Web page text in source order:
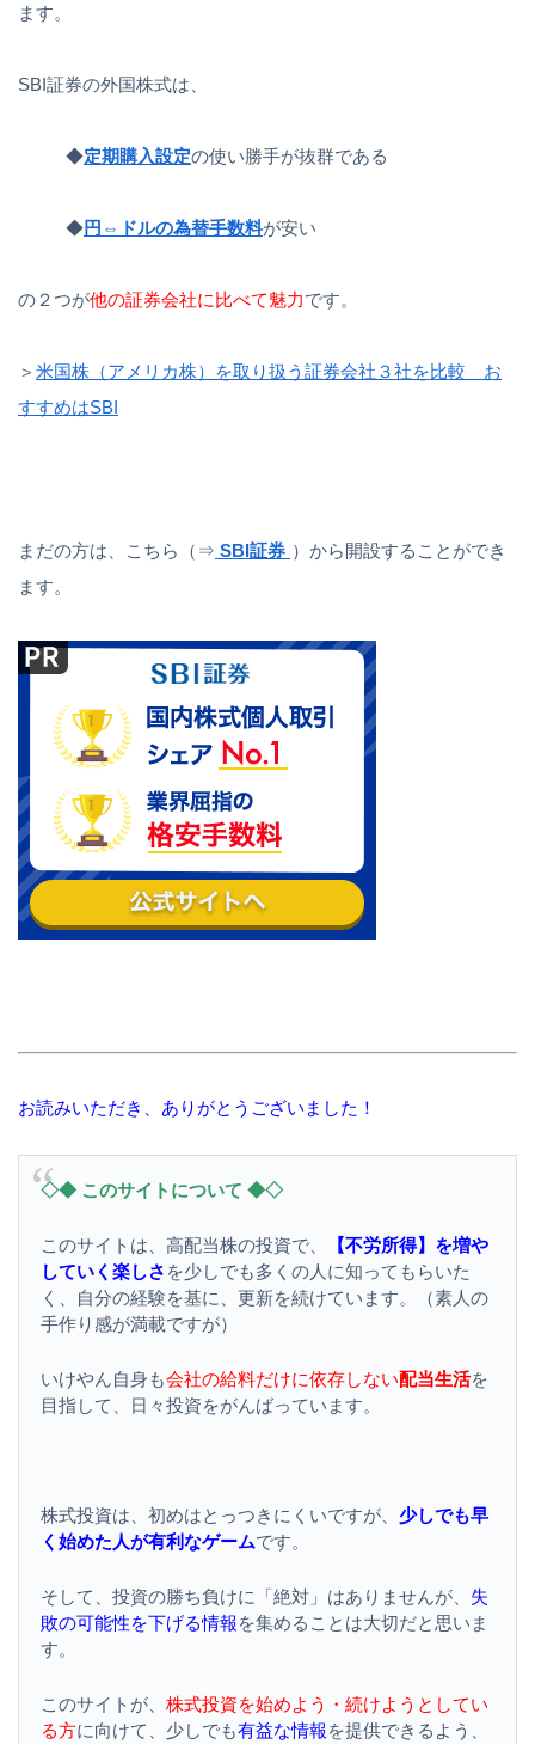
ます。
SBI証券の外国株式は、
◆定期購入設定の使い勝手が抜群である
◆円⇔ドルの為替手数料が安い
の２つが他の証券会社に比べて魅力です。
＞ 米国株（アメリカ株）を取り扱う証券会社３社を比較 お
すすめはSBI
まだの方は、こちら（⇒ SBI証券 ）から開設することができ
ます。
お読みいただき、ありがとうございました！
◇◆ このサイトについて ◆◇
このサイトは、高配当株の投資で、
【不労所得】を増や
していく楽しさ を少しでも多くの人に知ってもらいた
く、自分の経験を基に、更新を続けています。（素人の
手作り感が満載ですが）
いけやん自身も会社の給料だけに依存しない配当生活を
目指して、日々投資をがんばっています。
株式投資は、初めはとっつきにくいですが、 少しでも早
く始めた人が有利なゲームです。
そして、投資の勝ち負けに「絶対」はありませんが、 失
敗の可能性を下げる情報を集めることは大切だと思いま
す。
このサイトが、 株式投資を始めよう・続けようとしてい
る方に向けて、少しでも有益な情報を提供できるよう、